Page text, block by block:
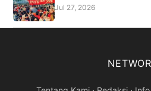
Jul 27, 2026